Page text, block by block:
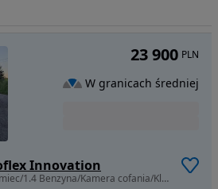
Innovation
1364 cm3 • 120 KM • Z Niemiec/1.4 Benzyna/Kamera cofania/Klimatyzacja/Zadbana
23 900 PLN
W granicach średniej